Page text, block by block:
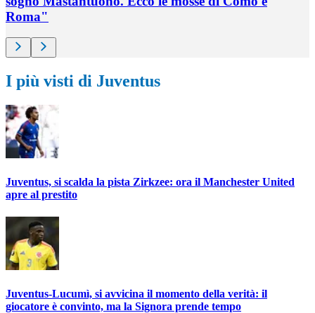
Roma"
I più visti di Juventus
Juventus, si scalda la pista Zirkzee: ora il Manchester United
apre al prestito
Juventus-Lucumì, si avvicina il momento della verità: il
giocatore è convinto, ma la Signora prende tempo